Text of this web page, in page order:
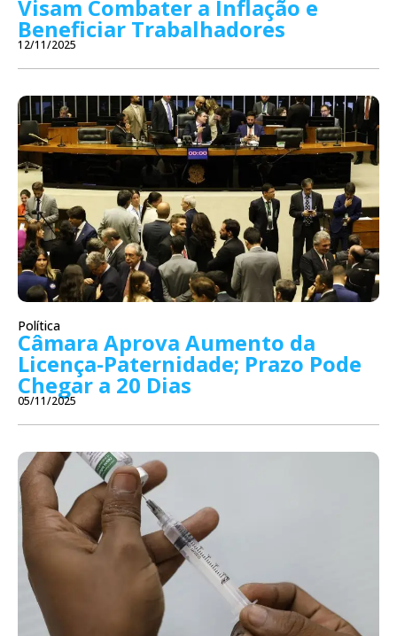
Visam Combater a Inflação e
Beneficiar Trabalhadores
12/11/2025
Política
Câmara Aprova Aumento da
Licença-Paternidade; Prazo Pode
Chegar a 20 Dias
05/11/2025